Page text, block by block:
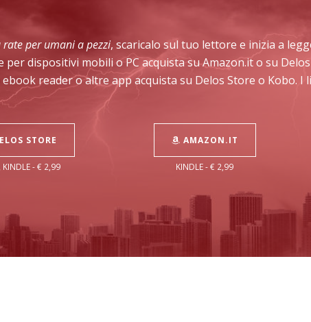
rate per umani a pezzi, scaricalo sul tuo lettore e inizia a
per dispositivi mobili o PC acquista su Amazon.it o su
reader o altre app acquista su Delos Store o Kobo.
STORE
KINDLE - € 2,99
AMAZON.IT
KINDLE - € 2,99